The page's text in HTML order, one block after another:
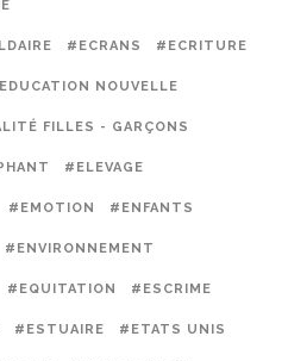
#ECRANS #ECRITURE
NOUVELLE
FILLES - GARÇONS
#ELEVAGE
#EMOTION #ENFANTS
#ENVIRONNEMENT
#EQUITATION #ESCRIME
#ESTUAIRE #ETATS UNIS